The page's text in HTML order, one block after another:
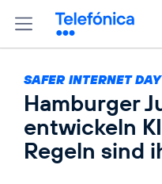
SAFER INTERNET
Hamburger
entwickeln
Regeln sind